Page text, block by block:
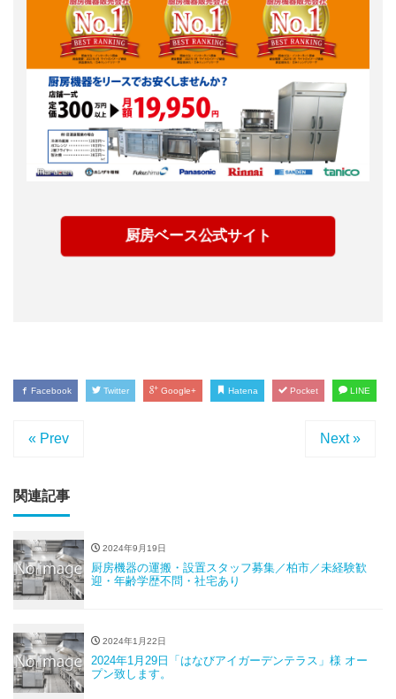
厨房ベース公式サイト
Facebook Twitter Google+ Hatena Pocket LINE
« Prev Next »
関連記事
2024年9月19日
厨房機器の運搬・設置スタッフ募集／柏市／未経験歓
迎・年齢学歴不問・社宅あり
2024年1月22日
2024年1月29日「はなびアイガーデンテラス」様 オー
プン致します。